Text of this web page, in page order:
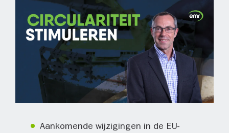
Aankomende wijzigingen in de EU-